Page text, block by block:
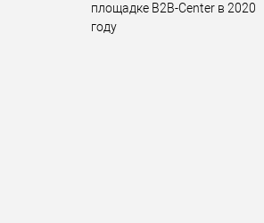
площадке B2B-Center в 2020
году